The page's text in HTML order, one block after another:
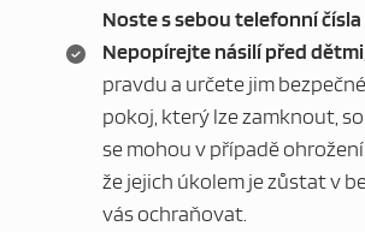
Noste s sebou telefonní
Nepopírejte násilí před dětmi
pravdu a určete jim
pokoj, který lze zamknout,
se mohou v případě
že jejich úkolem je zůstat v
vás ochraňovat.